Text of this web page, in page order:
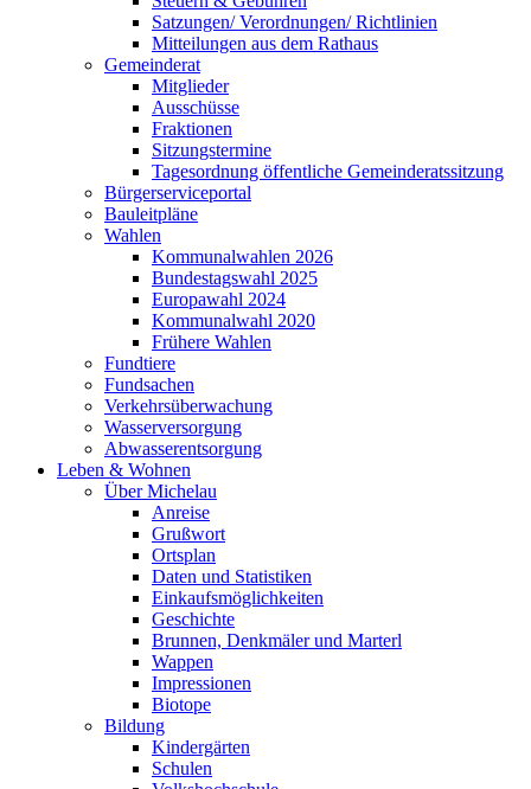
Satzungen/ Verordnungen/ Richtlinien
Mitteilungen aus dem Rathaus
Gemeinderat
Mitglieder
Ausschüsse
Fraktionen
Sitzungstermine
Tagesordnung öffentliche Gemeinderatssitzung
Bürgerserviceportal
Bauleitpläne
Wahlen
Kommunalwahlen 2026
Bundestagswahl 2025
Europawahl 2024
Kommunalwahl 2020
Frühere Wahlen
Fundtiere
Fundsachen
Verkehrsüberwachung
Wasserversorgung
Abwasserentsorgung
Leben & Wohnen
Über Michelau
Anreise
Grußwort
Ortsplan
Daten und Statistiken
Einkaufsmöglichkeiten
Geschichte
Brunnen, Denkmäler und Marterl
Wappen
Impressionen
Biotope
Bildung
Kindergärten
Schulen